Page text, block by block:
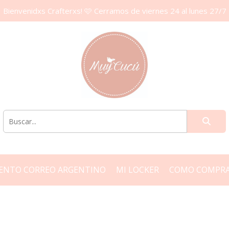
Bienvenidxs Crafterxs! 🩷 Cerramos de viernes 24 al lunes 27/7
CORREO ARGENTINO MI LOCKER COMO